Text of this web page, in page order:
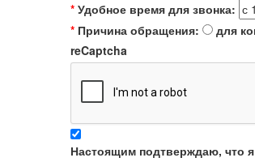
* Удобное время для звонка:
* Причина обращения: для
reCaptcha
Настоящим подтверждаю, что